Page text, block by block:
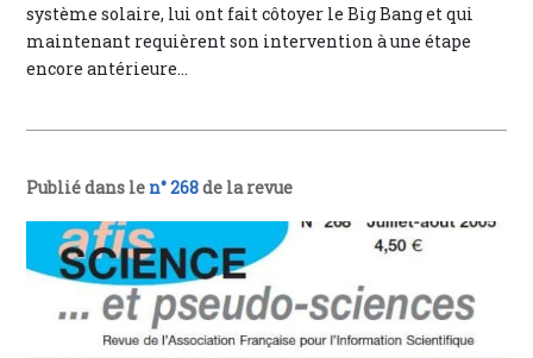
système solaire, lui ont fait côtoyer le Big Bang et qui
maintenant requièrent son intervention à une étape
encore antérieure...
Publié dans le n° 268de la revue